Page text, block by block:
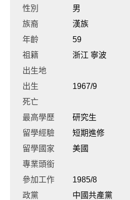
性別
男
族裔
漢族
年齡
59
祖籍
浙江 寧波
出生地
出生
1967/9
死亡
最高學歷
研究生
留學經驗
短期進修
留學國家
美國
專業頭銜
參加工作
1985/8
政黨
中國共產黨